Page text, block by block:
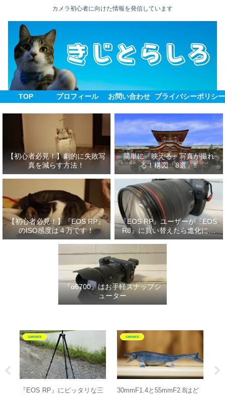
カメラ初心者に向けた情報を発信しています
TOP プロフィール お問い合わせ プライバシーポリシー
【初心者必見！】劇的に失敗写
真を減らす方法！
簡単に『映える』写真が撮れ
る！構図「8選」‼
【初心者必見！】『EOS RP』
のISO感度は４万です！
『EOS RP』ユーザーが『EOS
R8』に買い替えたら進化に驚
いた‼
『α6700』はお手軽スナップシ
ューター
グッズ紹介
SALOMON『X-ADVENTURE
camera
【初心者必見！】『EOS